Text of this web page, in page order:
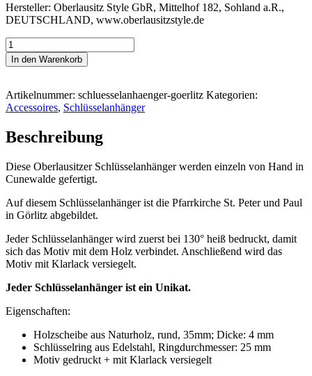
Hersteller: Oberlausitz Style GbR, Mittelhof 182, Sohland a.R.,
DEUTSCHLAND, www.oberlausitzstyle.de
#PETERUNDPAUL
GÖRLITZ
Schlüsselanhänger
In den Warenkorb
Artikelnummer: schluesselanhaenger-goerlitz Kategorien:
Accessoires, Schlüsselanhänger
Beschreibung
Diese Oberlausitzer Schlüsselanhänger werden einzeln von Hand in
Cunewalde gefertigt.
Auf diesem Schlüsselanhänger ist die Pfarrkirche St. Peter und Paul
in Görlitz abgebildet.
Jeder Schlüsselanhänger wird zuerst bei 130° heiß bedruckt, damit
sich das Motiv mit dem Holz verbindet. Anschließend wird das
Motiv mit Klarlack versiegelt.
Jeder Schlüsselanhänger ist ein Unikat.
Eigenschaften:
Holzscheibe aus Naturholz, rund, 35mm; Dicke: 4 mm
Schlüsselring aus Edelstahl, Ringdurchmesser: 25 mm
Motiv gedruckt + mit Klarlack versiegelt